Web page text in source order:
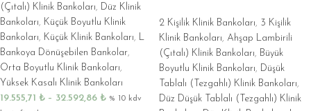
(Çıtalı) Klinik Bankoları, Düz Klinik
Bankoları, Küçük Boyutlu Klinik
Bankoları, Küçük Klinik Bankoları, L
Bankoya Dönüşebilen Bankolar,
Orta Boyutlu Klinik Bankoları,
Yüksek Kasalı Klinik Bankoları
19.555,71 ₺ – 32.592,86 ₺ % 10 kdv
2 Kişilik Klinik Bankoları, 3 Kişilik
Klinik Bankoları, Ahşap Lambirili
(Çıtalı) Klinik Bankoları, Büyük
Boyutlu Klinik Bankoları, Düşük
Tablalı (Tezgahlı) Klinik Bankoları,
Düz Düşük Tablalı (Tezgahlı) Klinik